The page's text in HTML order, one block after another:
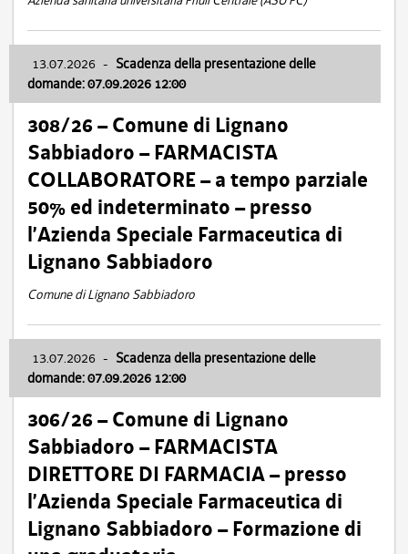
13.07.2026 - Scadenza della presentazione delle
domande: 07.09.2026 12:00
308/26 – Comune di Lignano
Sabbiadoro – FARMACISTA
COLLABORATORE – a tempo parziale
50% ed indeterminato – presso
l’Azienda Speciale Farmaceutica di
Lignano Sabbiadoro
Comune di Lignano Sabbiadoro
13.07.2026 - Scadenza della presentazione delle
domande: 07.09.2026 12:00
306/26 – Comune di Lignano
Sabbiadoro – FARMACISTA
DIRETTORE DI FARMACIA – presso
l’Azienda Speciale Farmaceutica di
Lignano Sabbiadoro – Formazione di